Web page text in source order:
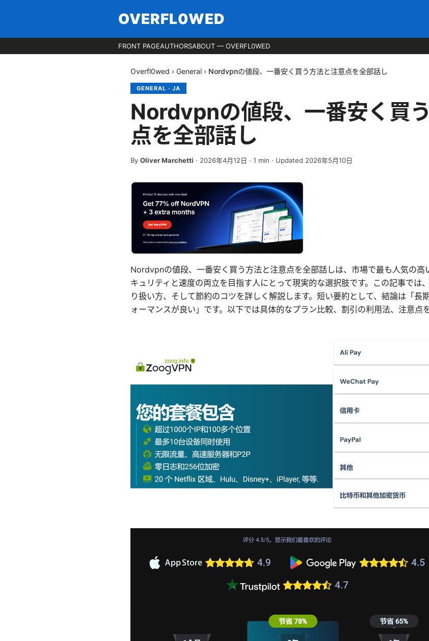
OVERFL0WED
FRONT PAGEAUTHORSABOUT — OVERFL0WED
Overfl0wed › General › Nordvpnの値段、一番安く買う方法と注意点を全部話し
GENERAL · JA
Nordvpnの値段、一番安く買
点を全部話し
By Oliver Marchetti · 2026年4月12日 · 1 min · Updated 2026年5月10日
Nordvpnの値段、一番安く買う方法と注意点を全部話しは、市場で最も人気の高
キュリティと速度の両立を目指す人にとって現実的な選択肢です。この記事では
り扱い方、そして節約のコツを詳しく解説します。短い要約として、結論は「長
ォーマンスが良い」です。以下では具体的なプラン比較、割引の利用法、注意点